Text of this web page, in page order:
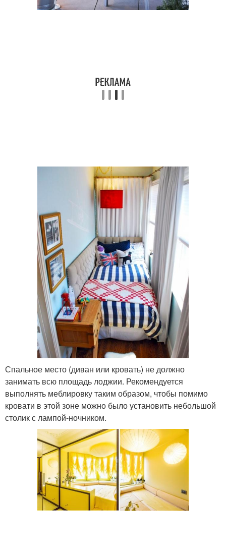
Спальное место (диван или кровать) не должно
занимать всю площадь лоджии. Рекомендуется
выполнять меблировку таким образом, чтобы помимо
кровати в этой зоне можно было установить небольшой
столик с лампой-ночником.